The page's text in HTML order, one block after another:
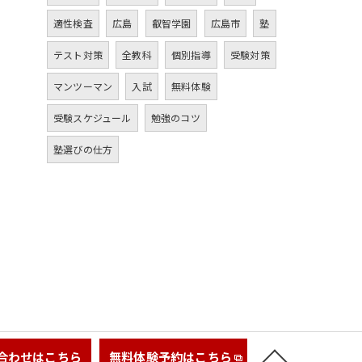
適性検査 広島 叡智学園 広島市 塾
テスト対策 全教科 個別指導 受験対策
マンツーマン 入試 無料体験
受験スケジュール 勉強のコツ
塾選びの仕方
わせはこちら 無料体験予約はこちら